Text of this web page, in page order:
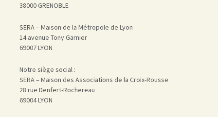
38000 GRENOBLE
SERA – Maison de la Métropole de Lyon
14 avenue Tony Garnier
69007 LYON
Notre siège social :
SERA – Maison des Associations de la Croix-Rousse
28 rue Denfert-Rochereau
69004 LYON